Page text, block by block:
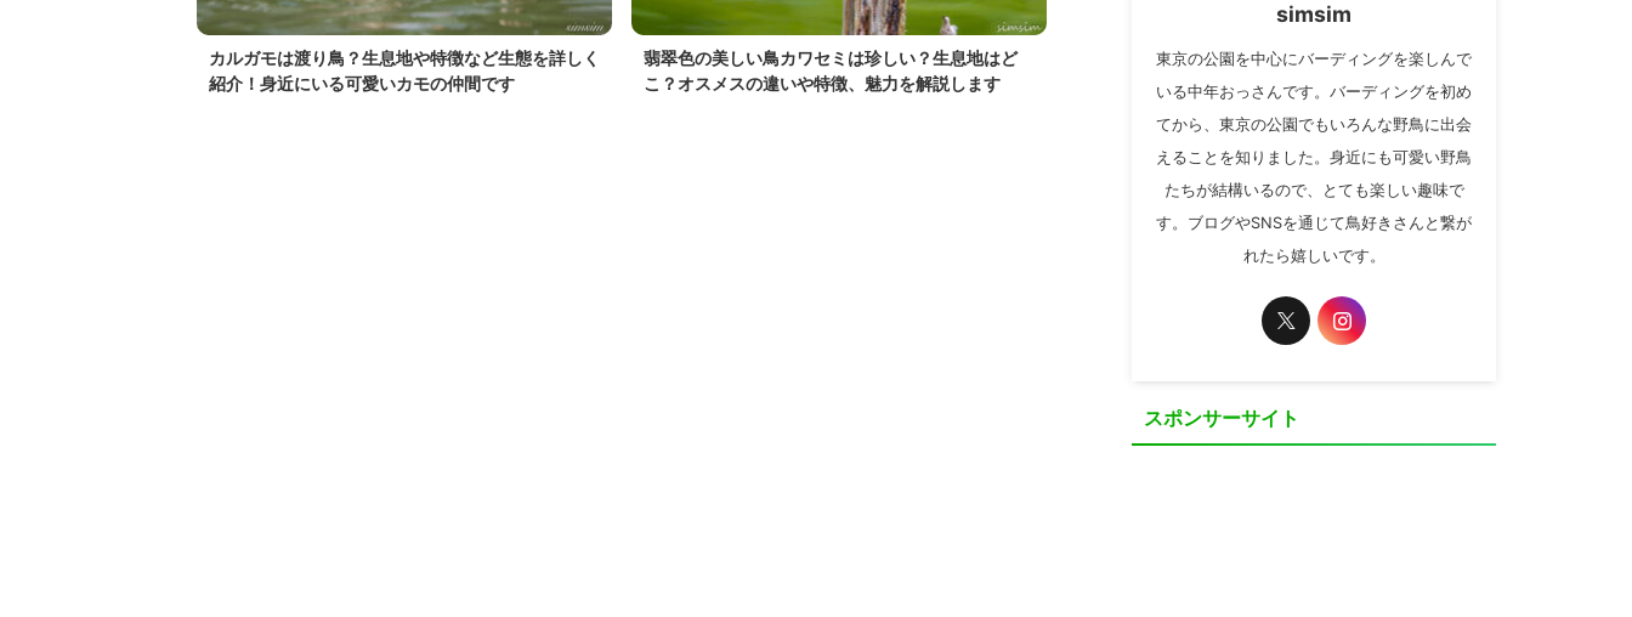
カルガモは渡り鳥？生息地や特徴など生態を詳しく
紹介！身近にいる可愛いカモの仲間です
翡翠色の美しい鳥カワセミは珍しい？生息地はど
こ？オスメスの違いや特徴、魅力を解説します
simsim
東京の公園を中心にバーディングを楽しんで
いる中年おっさんです。バーディングを初め
てから、東京の公園でもいろんな野鳥に出会
えることを知りました。身近にも可愛い野鳥
たちが結構いるので、とても楽しい趣味で
す。ブログやSNSを通じて鳥好きさんと繋が
れたら嬉しいです。
スポンサーサイト